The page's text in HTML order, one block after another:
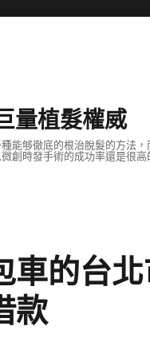
量植髮權威
能够徹底的根治脫髮的方法
創時發手術的成功率還是很高
車的台
款